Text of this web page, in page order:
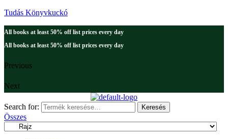
Tudás Könyvkuckó
All books at least 50% off list prices every day
All books at least 50% off list prices every day
Previous
Next
Search for: Keresés
Összes